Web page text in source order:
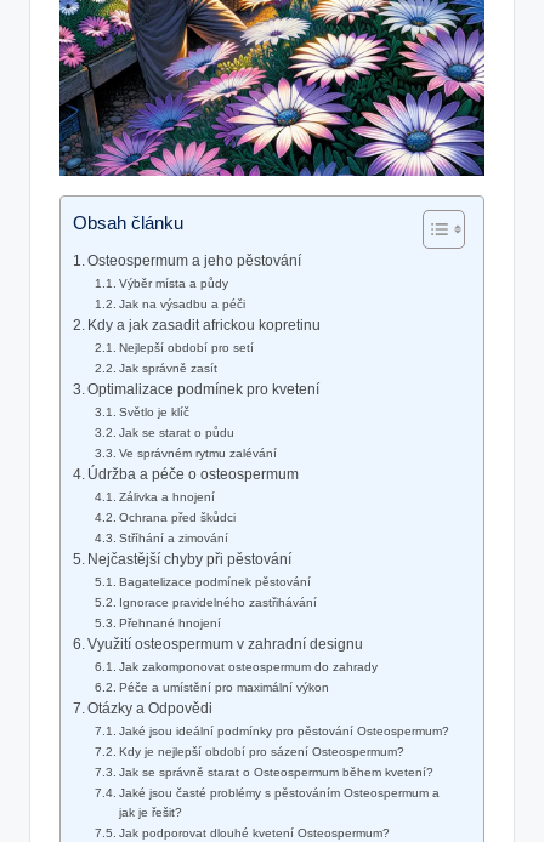
Obsah článku
Osteospermum a jeho pěstování
Výběr místa a půdy
Jak na výsadbu a péči
Kdy a jak zasadit africkou kopretinu
Nejlepší období pro setí
Jak správně zasít
Optimalizace podmínek pro kvetení
Světlo je klíč
Jak se starat o půdu
Ve správném rytmu zalévání
Údržba a péče o osteospermum
Zálivka a hnojení
Ochrana před škůdci
Stříhání a zimování
Nejčastější chyby při pěstování
Bagatelizace podmínek pěstování
Ignorace pravidelného zastřihávání
Přehnané hnojení
Využití osteospermum v zahradní designu
Jak zakomponovat osteospermum do zahrady
Péče a umístění pro maximální výkon
Otázky a Odpovědi
Jaké jsou ideální podmínky pro pěstování Osteospermum?
Kdy je nejlepší období pro sázení Osteospermum?
Jak se správně starat o Osteospermum během kvetení?
Jaké jsou časté problémy s pěstováním Osteospermum a
jak je řešit?
Jak podporovat dlouhé kvetení Osteospermum?